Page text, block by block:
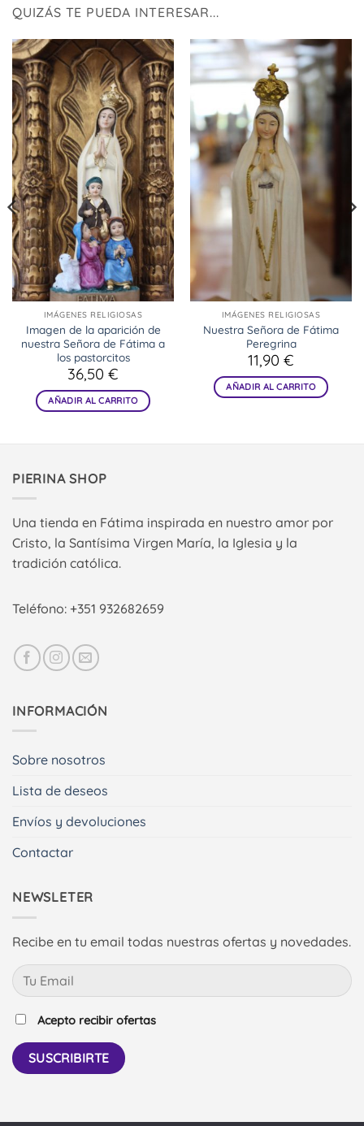
QUIZÁS TE PUEDA INTERESAR...
IMÁGENES RELIGIOSAS
Imagen de la aparición de
nuestra Señora de Fátima a
los pastorcitos
36,50 €
AÑADIR AL CARRITO
IMÁGENES RELIGIOSAS
Nuestra Señora de Fátima
Peregrina
11,90 €
AÑADIR AL CARRITO
PIERINA SHOP
Una tienda en Fátima inspirada en nuestro amor por
Cristo, la Santísima Virgen María, la Iglesia y la
tradición católica.
Teléfono: +351 932682659
INFORMACIÓN
Sobre nosotros
Lista de deseos
Envíos y devoluciones
Contactar
NEWSLETER
Recibe en tu email todas nuestras ofertas y novedades.
Acepto recibir ofertas